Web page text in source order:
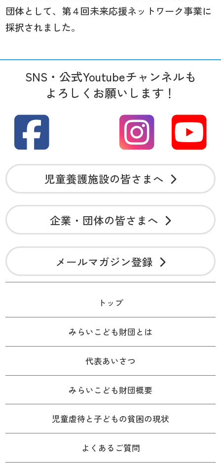
団体として、第４回未来応援ネットワーク事業に
採択されました。
SNS・公式Youtubeチャンネルも
よろしくお願いします！
児童養護施設の皆さまへ
企業・団体の皆さまへ
メールマガジン登録
トップ
みらいこども財団とは
代表あいさつ
みらいこども財団概要
児童虐待と子どもの貧困の現状
よくあるご質問